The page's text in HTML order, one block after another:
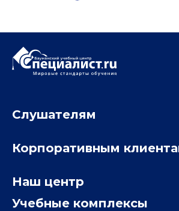
Учебные комплексы
Слушателям
Мастер-классы и вебинары
Корпоративным
Отзывы компаний
Наш центр
Информация о центре